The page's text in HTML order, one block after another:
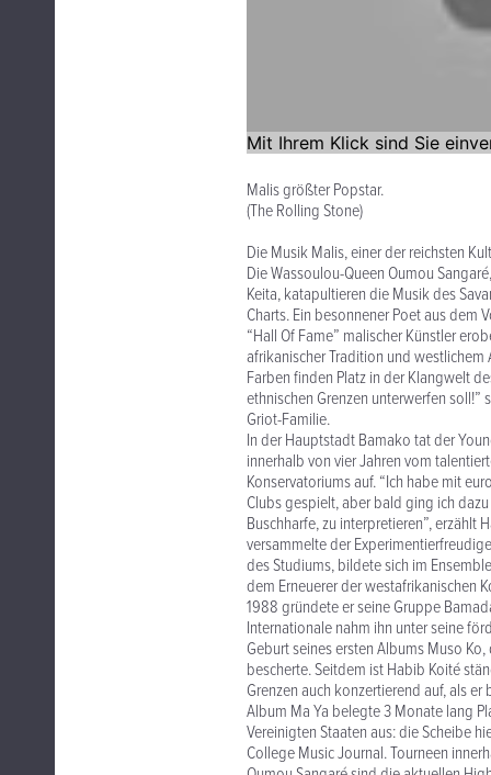
Malis größter Popstar.
(The Rolling Stone)
Die Musik Malis, einer der reichsten
Die Wassoulou-Queen Oumou
Keita, katapultieren die Musik des
Charts. Ein besonnener Poet aus dem
“Hall Of Fame” malischer Künstler
afrikanischer Tradition und
Farben finden Platz in der Klangwelt
ethnischen Grenzen unterwerfen
Griot-Familie.
In der Hauptstadt Bamako tat der
innerhalb von vier Jahren vom
Konservatoriums auf. “Ich habe mit
Clubs gespielt, aber bald ging ich
Buschharfe, zu interpretieren”, erzählt
versammelte der
des Studiums, bildete sich im
dem Erneuerer der westafrikanischen
1988 gründete er seine Gruppe
Internationale nahm ihn unter seine
Geburt seines ersten Albums Muso
bescherte. Seitdem ist Habib Koité
Grenzen auch konzertierend auf, als
Album Ma Ya belegte 3 Monate lang
Vereinigten Staaten aus: die Scheibe
College Music Journal. Tourneen